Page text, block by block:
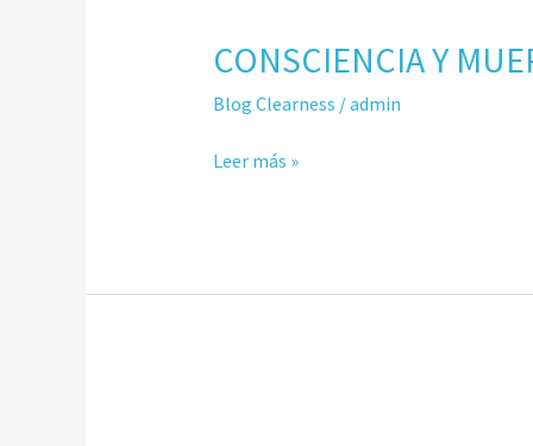
CONSCIENCIA Y
Blog Clearness /admin
MUERTE
Leer más »